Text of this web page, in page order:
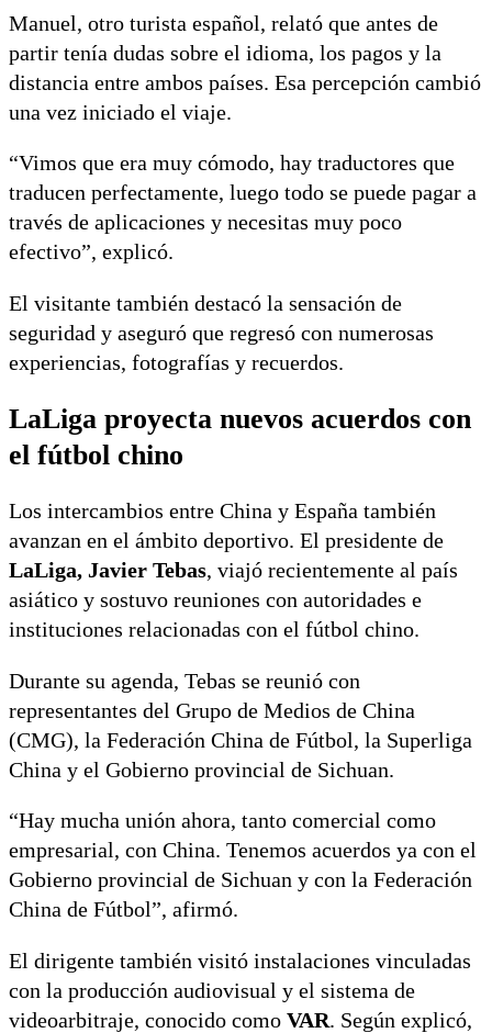
Manuel, otro turista español, relató que antes de
partir tenía dudas sobre el idioma, los pagos y la
distancia entre ambos países. Esa percepción cambió
una vez iniciado el viaje.
“Vimos que era muy cómodo, hay traductores que
traducen perfectamente, luego todo se puede pagar a
través de aplicaciones y necesitas muy poco
efectivo”, explicó.
El visitante también destacó la sensación de
seguridad y aseguró que regresó con numerosas
experiencias, fotografías y recuerdos.
LaLiga proyecta nuevos acuerdos con
el fútbol chino
Los intercambios entre China y España también
avanzan en el ámbito deportivo. El presidente de
LaLiga, Javier Tebas, viajó recientemente al país
asiático y sostuvo reuniones con autoridades e
instituciones relacionadas con el fútbol chino.
Durante su agenda, Tebas se reunió con
representantes del Grupo de Medios de China
(CMG), la Federación China de Fútbol, la Superliga
China y el Gobierno provincial de Sichuan.
“Hay mucha unión ahora, tanto comercial como
empresarial, con China. Tenemos acuerdos ya con el
Gobierno provincial de Sichuan y con la Federación
China de Fútbol”, afirmó.
El dirigente también visitó instalaciones vinculadas
con la producción audiovisual y el sistema de
videoarbitraje, conocido como VAR. Según explicó,